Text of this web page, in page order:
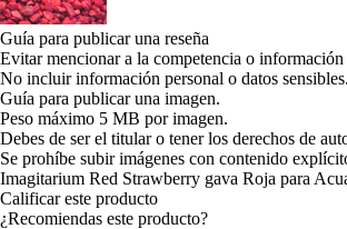
Guía para publicar una reseña
Evitar mencionar a la competencia o información
No incluir información personal o datos sensibles.
Guía para publicar una imagen.
Peso máximo 5 MB por imagen.
Debes de ser el titular o tener los derechos de
Se prohíbe subir imágenes con contenido
Imagitarium Red Strawberry gava Roja para
Calificar este producto
Tu valoración
¿Recomiendas este producto?